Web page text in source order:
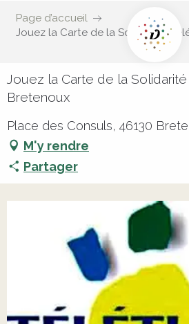
Page d’accueil
Jouez la Carte de la Solidarité -
Jouez la Carte de la
Bretenoux
Place des Consuls, 46130
M'y rendre
Partager